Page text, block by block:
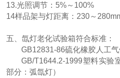
13.光照调节：5%～100%
14样品架与灯距离：230～
五、氙灯老化试验箱符合标准：
GB12831-86硫化橡胶人工
GB/T1644.2-1999塑料实验
部分：弧氙灯）